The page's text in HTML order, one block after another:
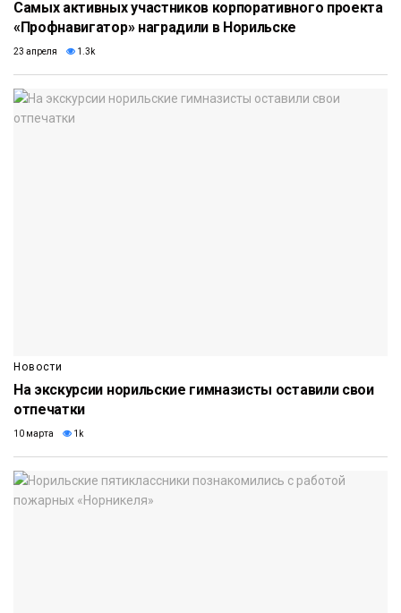
Самых активных участников корпоративного проекта
«Профнавигатор» наградили в Норильске
23 апреля 1.3k
Новости
На экскурсии норильские гимназисты оставили свои
отпечатки
10 марта 1k